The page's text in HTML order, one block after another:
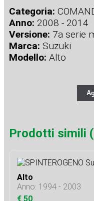
Categoria:
Anno: 2008 - 2014
Versione: 7a serie
Marca: Suzuki
Modello: Alto
Prodotti simili
Alto
Anno: 1994 - 2003
€ 50